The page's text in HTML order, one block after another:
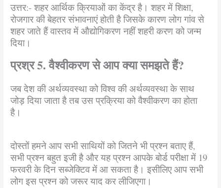
उत्तर:- शहर आर्थिक क्रियाओं का केंद्र है। शहर में शिक्षा,
रोजगार की बेहतर संभावनाएं होती है जिसके कारण लोग गांव से
शहर जाते हैं वास्तव में औद्योगिकरण नहीं शहरी करण को जन्म
दिया।
प्रश्र 5. वैश्वीकरण से आप क्या समझते हैं?
जब देश की अर्थव्यवस्था को विश्व की अर्थव्यवस्था के साथ
जोड़ दिया जाता है तब उस प्रक्रिया को वैश्वीकरण का होता
है।
दोस्तों हमने आप सभी साथियों को जितने भी प्रश्न बताए हैं,
सभी प्रश्न बहुत इजी है और यह प्रश्न आपके बोर्ड परीक्षा में 19
फरवरी के दिन सब्जेक्टिव में आ सकता है। इसीलिए आप सभी
लोग इस प्रश्न को जरूर याद कर लीजिएगा।